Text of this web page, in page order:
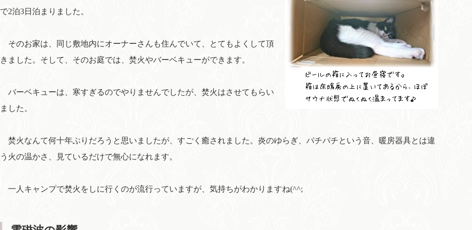
で2泊3日泊まりました。
そのお家は、同じ敷地内にオーナーさんも住んでいて、とてもよくして頂
きました。そして、そのお庭では、焚火やバーベキューができます。
バーベキューは、寒すぎるのでやりませんでしたが、焚火はさせてもらい
ました。
焚火なんて何十年ぶりだろうと思いましたが、すごく癒されました。炎のゆらぎ、パチパチという音、暖房器具とは違
う火の温かさ、見ているだけで無心になれます。
一人キャンプで焚火をしに行くのが流行っていますが、気持ちがわかりますね(^^;